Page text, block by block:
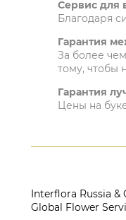
Сервис для
Благодаря
Гарантия
За более
тому, чтобы
Гарантия
Цены на
Interflora Russia &
Global Flower